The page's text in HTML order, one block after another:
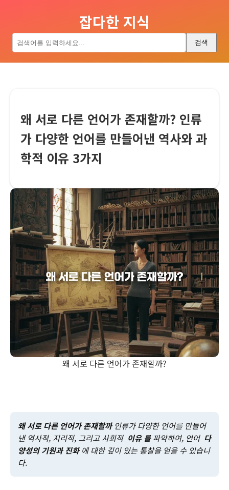
잡다한 지식
검색
왜 서로 다른 언어가 존재할까? 인류
가 다양한 언어를 만들어낸 역사와 과
학적 이유 3가지
왜 서로 다른 언어가 존재할까?
왜 서로 다른 언어가 존재할까인류가 다양한 언어를 만들어
낸 역사적, 지리적, 그리고 사회적 이유 를 파악하여, 언어 다
양성의 기원과 진화 에 대한 깊이 있는 통찰을 얻을 수 있습니
다.